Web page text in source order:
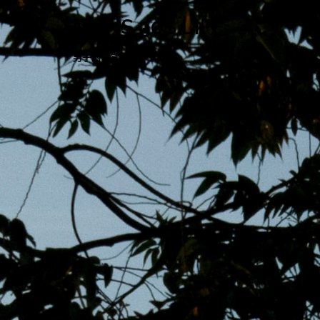
跳
至
主
內
MENS 30S LIFE
男子的日常生活